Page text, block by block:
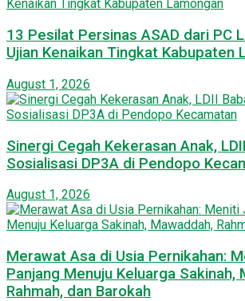
13 Pesilat Persinas ASAD dari PC
Ujian Kenaikan Tingkat Kabupaten
August 1, 2026
Sinergi Cegah Kekerasan Anak,
Sosialisasi DP3A di Pendopo
August 1, 2026
Merawat Asa di Usia Pernikahan:
Panjang Menuju Keluarga Sakinah,
Rahmah, dan Barokah